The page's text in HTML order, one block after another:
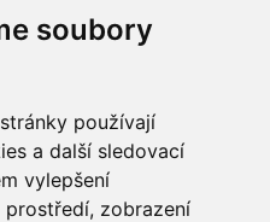
soubory
používají
a další sledovací
vylepšení
prostředí, zobrazení